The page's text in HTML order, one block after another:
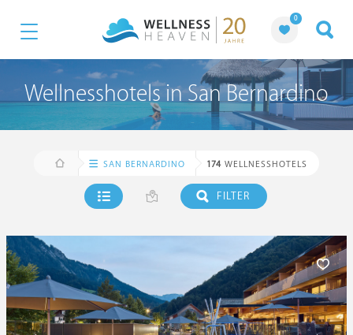
0
Wellnesshotels in San Bernardino
SAN BERNARDINO 174 WELLNESSHOTELS
FILTER